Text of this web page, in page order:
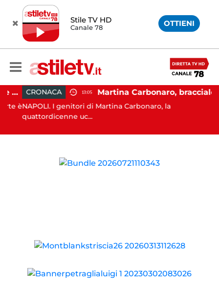
Stile TV HD
Canale 78 OTTIENI
Salerno, cadavere nel cortile di un palazzo: indaga la Polizia
è
CRONACA 13:05 Martina Carbonaro, braccialetto elettronico per i genitori della 14enne uccisa dall'ex
NAPOLI. I genitori di Martina Carbonaro, la
quattordicenne uc...